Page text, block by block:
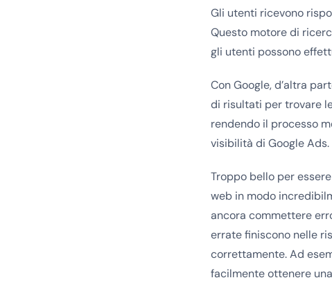
Gli utenti ricevono
Questo motore di
gli utenti possono
Con Google, d’altra
di risultati per trovare
rendendo il processo
visibilità di Google Ads.
Troppo bello per
web in modo
ancora commettere
errate finiscono nelle
correttamente. Ad
facilmente ottenere